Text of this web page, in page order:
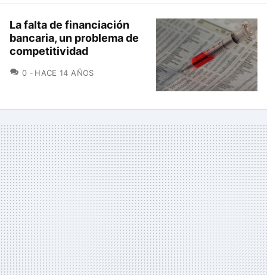
La falta de financiación
bancaria, un problema de
competitividad
0 COMENTARIOS
HACE 14 AÑOS